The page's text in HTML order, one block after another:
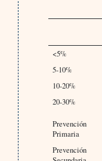
<5%
5-10%
10-20%
20-30%
Prevención
Primaria
Prevención